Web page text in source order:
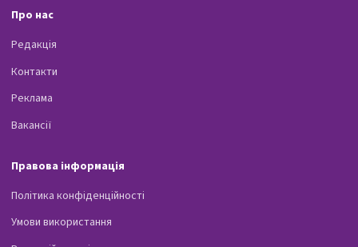
Про нас
Редакція
Контакти
Реклама
Вакансії
Правова інформація
Політика конфіденційності
Умови використання